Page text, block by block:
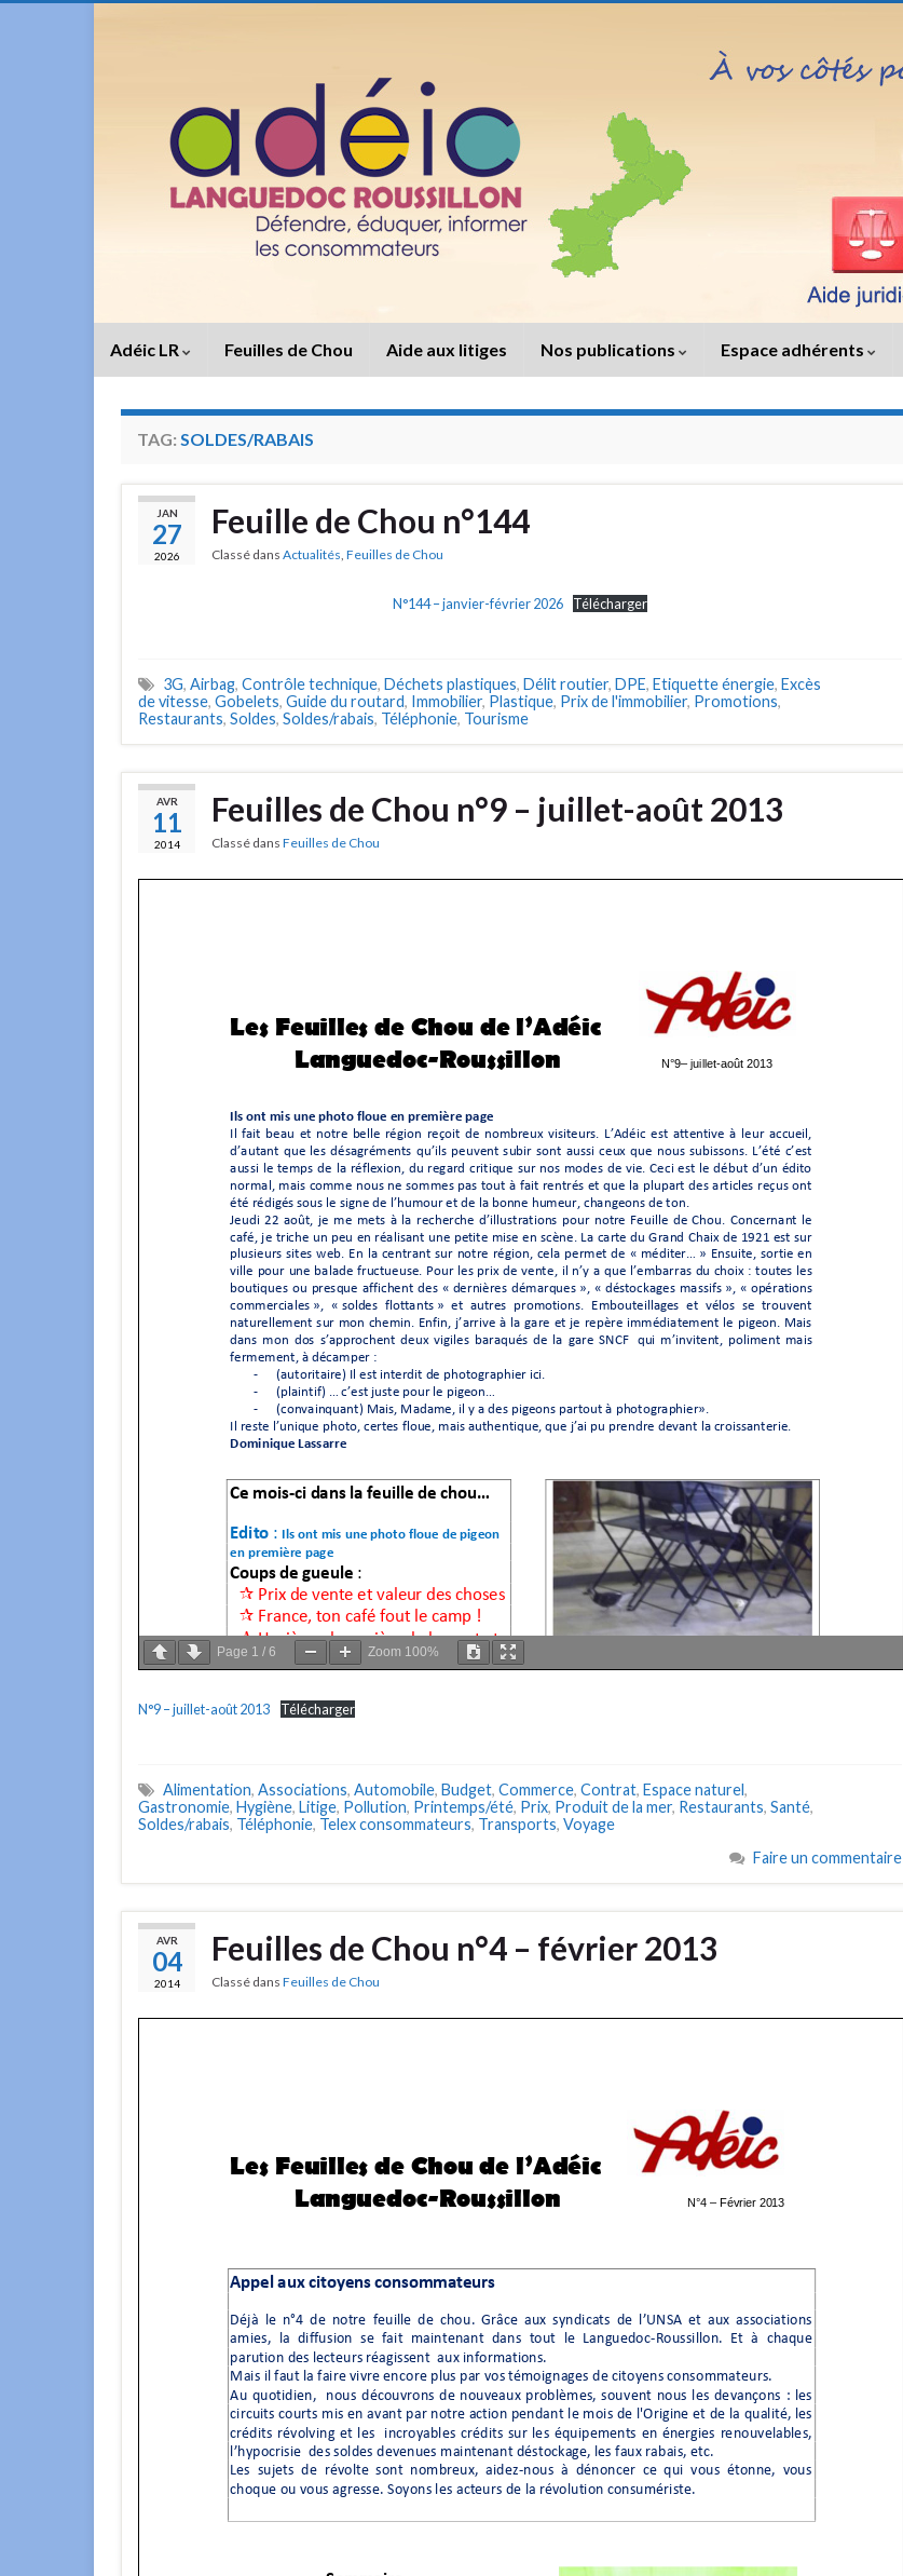
Adéic LR Feuilles de Chou Aide aux litiges Nos publications Espace adhérents
TAG: SOLDES/RABAIS
JAN
27
2026
Feuille de Chou n°144
Classé dans Actualités, Feuilles de Chou
N°144 – janvier-février 2026 Télécharger
3G, Airbag, Contrôle technique, Déchets plastiques, Délit routier, DPE, Etiquette énergie, Excès
de vitesse, Gobelets, Guide du routard, Immobilier, Plastique, Prix de l'immobilier, Promotions,
Restaurants, Soldes, Soldes/rabais, Téléphonie, Tourisme
AVR
11
2014
Feuilles de Chou n°9 – juillet-août 2013
Classé dans Feuilles de Chou
Page 1 / 6 Zoom 100%
N°9 – juillet-août 2013 Télécharger
Alimentation, Associations, Automobile, Budget, Commerce, Contrat, Espace naturel,
Gastronomie, Hygiène, Litige, Pollution, Printemps/été, Prix, Produit de la mer, Restaurants, Santé,
Soldes/rabais, Téléphonie, Telex consommateurs, Transports, Voyage
Faire un commentaire
AVR
04
2014
Feuilles de Chou n°4 – février 2013
Classé dans Feuilles de Chou